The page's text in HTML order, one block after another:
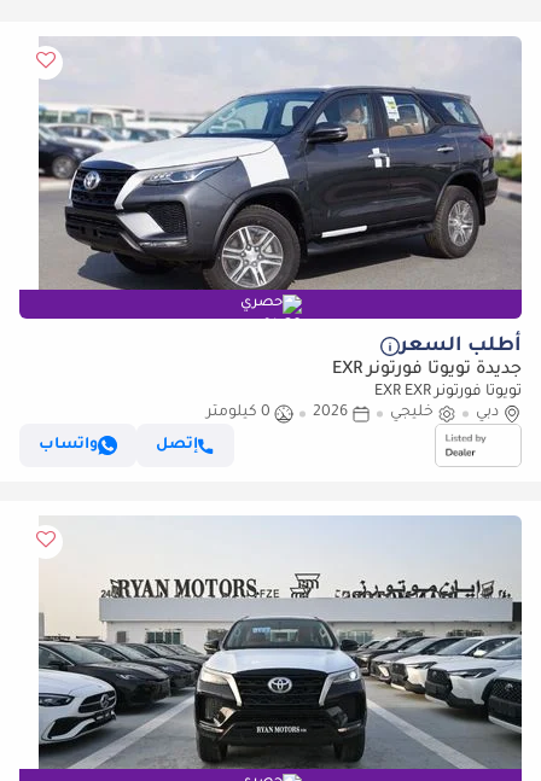
حصري
أطلب السعر
جديدة تويوتا فورتونر EXR
تويوتا فورتونر EXR EXR
دبي
خليجي 2026
0 كيلومتر
إتصل
واتساب